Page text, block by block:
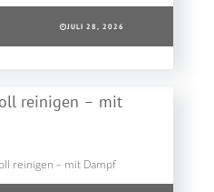
JULI 28, 2026
reinigen – mit Dampf